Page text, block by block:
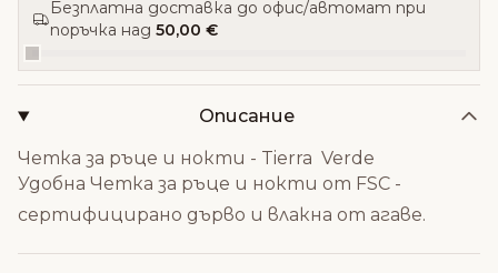
Безплатна доставка до офис/автомат при
поръчка над 50,00 €
Описание
Четка за ръце и нокти - Tierra Verde
Удобна Четка за ръце и нокти от FSC -
сертифицирано дърво и влакна от агаве.